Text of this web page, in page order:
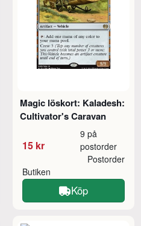
Magic löskort: Kaladesh:
Cultivator's Caravan
15 kr
9 på
postorder
Butiken
Postorder
Köp